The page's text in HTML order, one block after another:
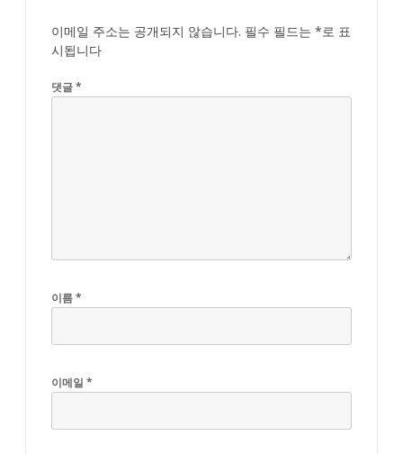
이메일 주소는 공개되지 않습니다. 필수 필드는 *로 표
시됩니다
댓글*
이름*
이메일 *